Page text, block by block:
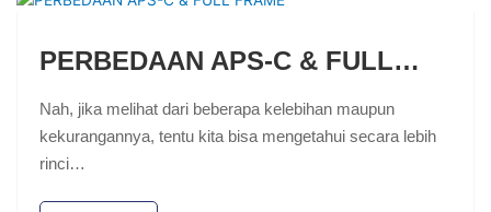
PERBEDAAN APS-C & FULL…
Nah, jika melihat dari beberapa kelebihan maupun
kekurangannya, tentu kita bisa mengetahui secara lebih
rinci…